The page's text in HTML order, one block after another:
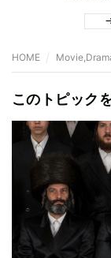
HOME
このトピック